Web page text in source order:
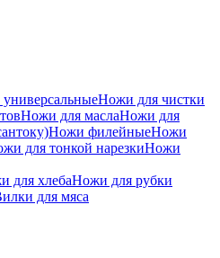
Ножи для чистки
Ножи для маслаНожи для
Ножи филейныеНожи
для тонкой нарезкиНожи
для хлебаНожи для рубки
для мяса